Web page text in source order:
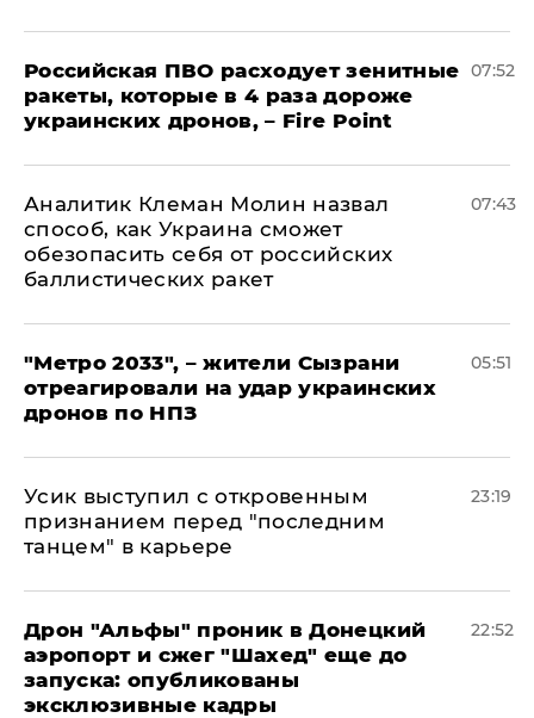
Российская ПВО расходует зенитные
ракеты, которые в 4 раза дороже
украинских дронов, – Fire Point
07:52
Аналитик Клеман Молин назвал
способ, как Украина сможет
обезопасить себя от российских
баллистических ракет
07:43
"Метро 2033", – жители Сызрани
отреагировали на удар украинских
дронов по НПЗ
05:51
Усик выступил с откровенным
признанием перед "последним
танцем" в карьере
23:19
Дрон "Альфы" проник в Донецкий
аэропорт и сжег "Шахед" еще до
запуска: опубликованы
эксклюзивные кадры
22:52